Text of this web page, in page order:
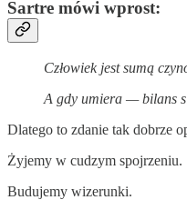
Sartre mówi wprost:
Człowiek jest sumą
A gdy umiera — bilans
Dlatego to zdanie tak dobrze
Żyjemy w cudzym spojrzeniu.
Budujemy wizerunki.